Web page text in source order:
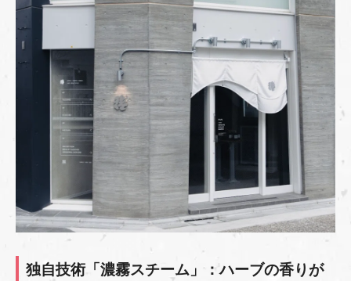
独自技術「濃霧スチーム」：ハーブの香りが